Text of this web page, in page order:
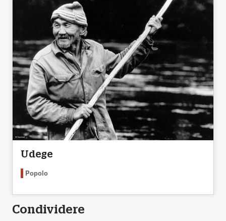
Udege
Popolo
Condividere